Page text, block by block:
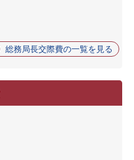
総務局長交際費の一覧を見る